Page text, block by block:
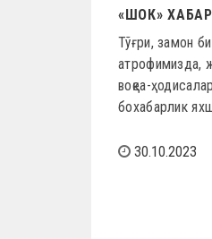
«ШОК»
Тўғри, замон
атрофимизда,
воқеа-
бохабарлик
30.10.2023